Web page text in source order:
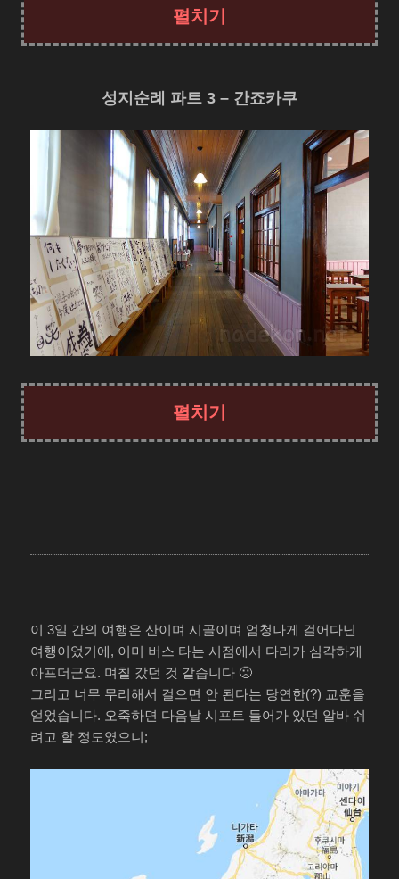
성지순례 파트 3 – 간죠카쿠
이 3일 간의 여행은 산이며 시골이며 엄청나게 걸어다닌
여행이었기에, 이미 버스 타는 시점에서 다리가 심각하게
아프더군요. 며칠 갔던 것 같습니다 🙁
그리고 너무 무리해서 걸으면 안 된다는 당연한(?) 교훈을
얻었습니다. 오죽하면 다음날 시프트 들어가 있던 알바 쉬
려고 할 정도였으니;